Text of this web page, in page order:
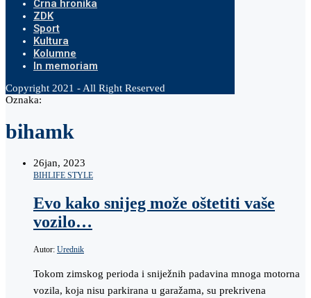
Crna hronika
ZDK
Sport
Kultura
Kolumne
In memoriam
Copyright 2021 - All Right Reserved
Oznaka:
bihamk
26jan, 2023
BIHLIFE STYLE
Evo kako snijeg može oštetiti vaše
vozilo…
Autor: Urednik
Tokom zimskog perioda i sniježnih padavina mnoga motorna
vozila, koja nisu parkirana u garažama, su prekrivena